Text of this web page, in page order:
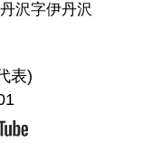
沢字伊丹沢
表)